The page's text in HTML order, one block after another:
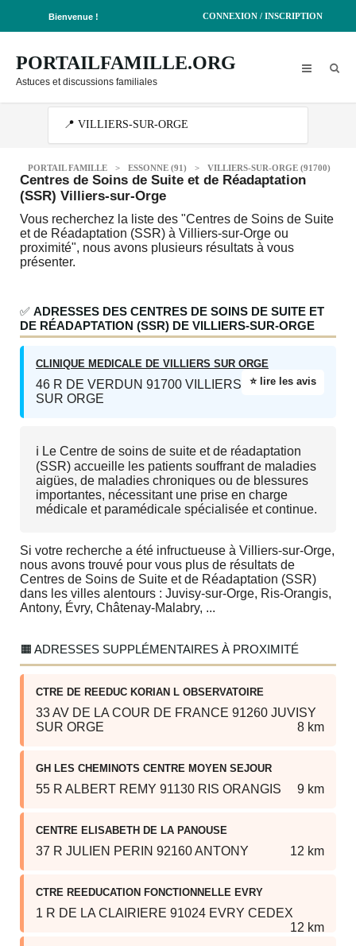
Bienvenue ! CONNEXION / INSCRIPTION
PORTAILFAMILLE.ORG
Astuces et discussions familiales
PORTAIL FAMILLE > ESSONNE (91) > VILLIERS-SUR-ORGE (91700)
Centres de Soins de Suite et de Réadaptation
(SSR) Villiers-sur-Orge
Vous recherchez la liste des "Centres de Soins de Suite
et de Réadaptation (SSR) à Villiers-sur-Orge ou
proximité", nous avons plusieurs résultats à vous
présenter.
✅ ADRESSES DES CENTRES DE SOINS DE SUITE ET
DE RÉADAPTATION (SSR) DE VILLIERS-SUR-ORGE
CLINIQUE MEDICALE DE VILLIERS SUR ORGE
⭐ lire les avis
46 R DE VERDUN 91700 VILLIERS
SUR ORGE
ℹ️ Le Centre de soins de suite et de réadaptation
(SSR) accueille les patients souffrant de maladies
aigües, de maladies chroniques ou de blessures
importantes, nécessitant une prise en charge
médicale et paramédicale spécialisée et continue.
Si votre recherche a été infructueuse à Villiers-sur-Orge,
nous avons trouvé pour vous plus de résultats de
Centres de Soins de Suite et de Réadaptation (SSR)
dans les villes alentours : Juvisy-sur-Orge, Ris-Orangis,
Antony, Évry, Châtenay-Malabry, ...
🟧 ADRESSES SUPPLÉMENTAIRES À PROXIMITÉ
CTRE DE REEDUC KORIAN L OBSERVATOIRE
33 AV DE LA COUR DE FRANCE 91260 JUVISY
SUR ORGE
8 km
GH LES CHEMINOTS CENTRE MOYEN SEJOUR
55 R ALBERT REMY 91130 RIS ORANGIS 9 km
CENTRE ELISABETH DE LA PANOUSE
37 R JULIEN PERIN 92160 ANTONY 12 km
CTRE REEDUCATION FONCTIONNELLE EVRY
1 R DE LA CLAIRIERE 91024 EVRY CEDEX
12 km